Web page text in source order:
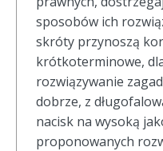
sposobów ich
skróty przynoszą
krótkoterminowe,
rozwiązywanie
dobrze, z
nacisk na wysoką
proponowanych